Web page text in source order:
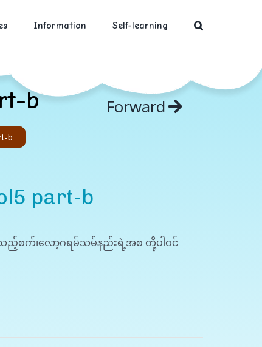
Information Self-learning
b Forward
b
part-b
ြသည့်စက်၊လော့ဂရမ်သမ်နည်းရဲ့အစ တို့ပါဝင်